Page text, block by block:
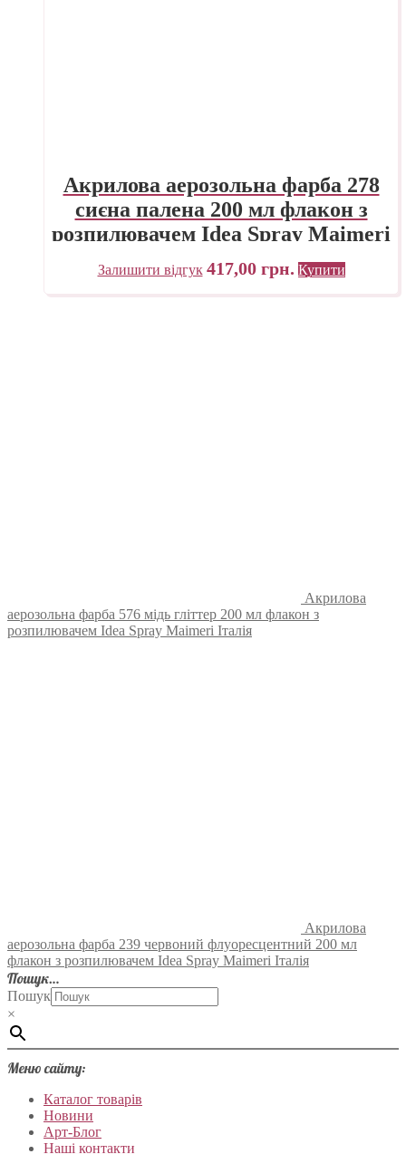
Акрилова аерозольна фарба 278
сиєна палена 200 мл флакон з
розпилювачем Idea Spray Maimeri
Італія
Залишити відгук 417,00 грн. Купити
Акрилова
аерозольна фарба 576 мідь гліттер 200 мл флакон з
розпилювачем Idea Spray Maimeri Італія
Акрилова
аерозольна фарба 239 червоний флуоресцентний 200 мл
флакон з розпилювачем Idea Spray Maimeri Італія
Пошук…
Пошук
×
Меню сайту:
Каталог товарів
Новини
Арт-Блог
Наші контакти